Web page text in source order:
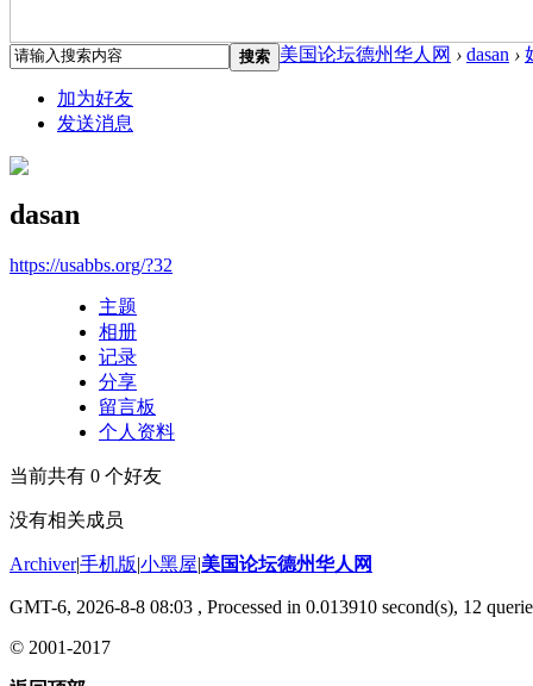
搜索 美国论坛德州华人网 › dasan ›
加为好友
发送消息
dasan
https://usabbs.org/?32
主题
相册
记录
分享
留言板
个人资料
当前共有 0 个好友
没有相关成员
Archiver|手机版|小黑屋|美国论坛德州华人网
GMT-6, 2026-8-8 08:03 , Processed in 0.013910 second(s), 12
© 2001-2017